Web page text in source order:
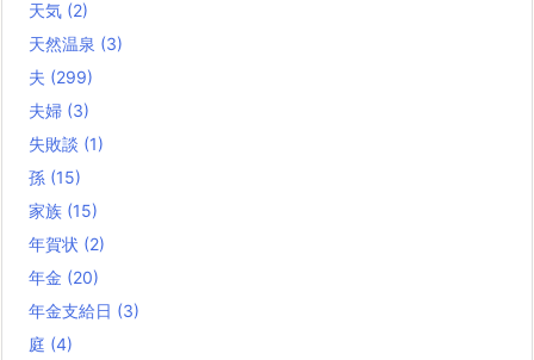
天気 (2)
天然温泉 (3)
夫 (299)
夫婦 (3)
失敗談 (1)
孫 (15)
家族 (15)
年賀状 (2)
年金 (20)
年金支給日 (3)
庭 (4)